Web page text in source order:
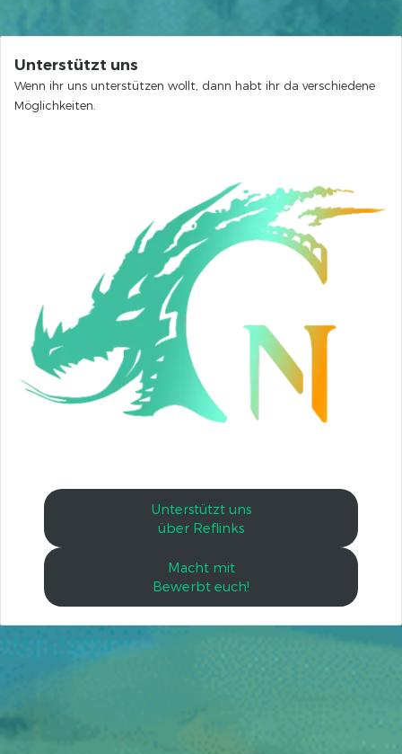
Unterstützt uns
Wenn ihr uns unterstützen wollt, dann habt ihr da verschiedene
Möglichkeiten.
Unterstützt uns
über Reflinks
Macht mit
Bewerbt euch!